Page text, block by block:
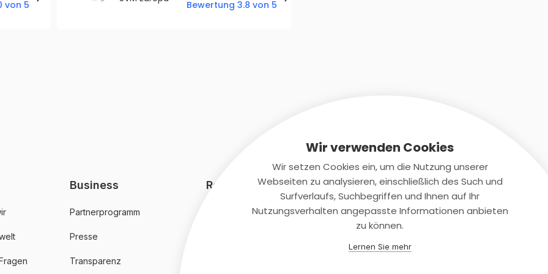
von 5 Bewertung 3.8 von 5
Business
Partnerprogramm
Presse
Transparenz
Rechtliches Kontaktiere uns
+(49)2131/708-4280
Wir verwenden Cookies
Wir setzen Cookies ein, um die Nutzung unserer
Webseiten zu analysieren, einschließlich des Such und
Surfverlaufs, Suchbegriffen und Ihnen auf Ihr
Nutzungsverhalten angepasste Informationen anbieten
zu können.
Lernen Sie mehr